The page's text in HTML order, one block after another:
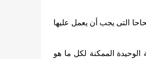
التى يجب أن يعمل عليها
الوحيدة الممكنة لكل ما هو